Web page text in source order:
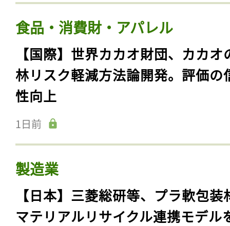
食品・消費財・アパレル
【国際】世界カカオ財団、カカオ
林リスク軽減方法論開発。評価の
性向上
1日前
製造業
【日本】三菱総研等、プラ軟包装
マテリアルリサイクル連携モデル